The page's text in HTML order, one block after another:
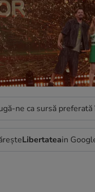
ne ca sursă
Libertateain